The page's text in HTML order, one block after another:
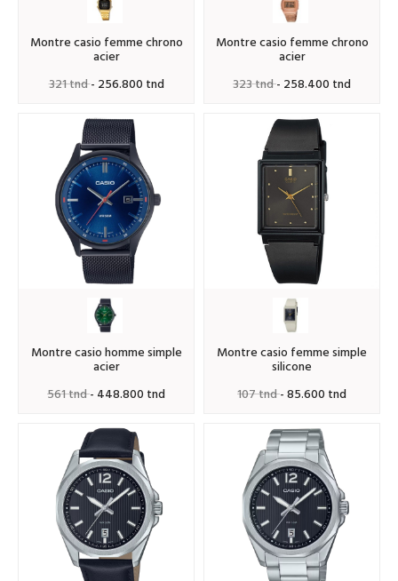
montre casio femme chrono
acier
321 tnd- 256.800 tnd
montre casio femme chrono
acier
323 tnd- 258.400 tnd
montre casio homme simple
acier
561 tnd- 448.800 tnd
montre casio femme simple
silicone
107 tnd- 85.600 tnd